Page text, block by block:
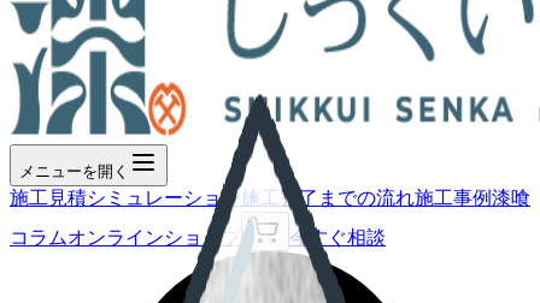
メニューを開く
施工見積シミュレーション 施工完了までの流れ施工事例漆喰
コラムオンラインショップ 今すぐ相談